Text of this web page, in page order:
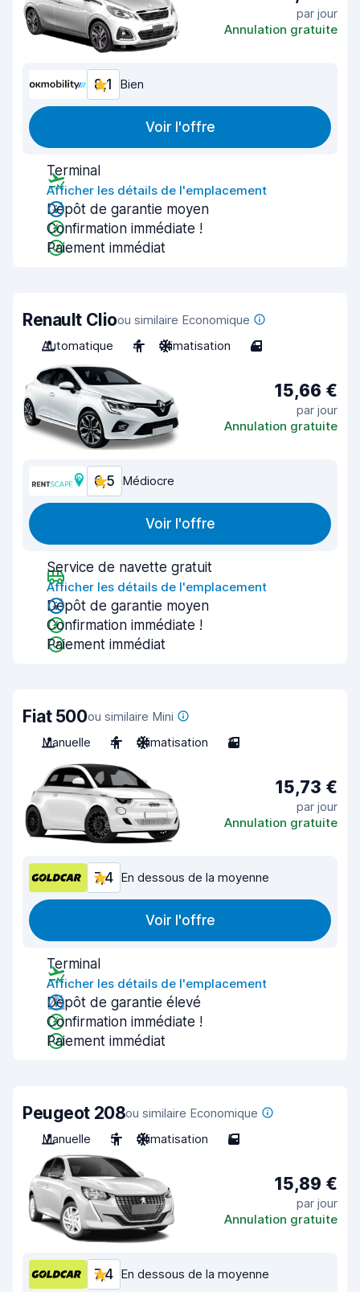
par jour
Annulation gratuite
8,1 Bien
Voir l'offre
Terminal
Afficher les détails de l'emplacement
Dépôt de garantie moyen
Confirmation immédiate !
Paiement immédiat
Renault Clioou similaire Economique
Automatique
4 Climatisation 4
15,66 €
par jour
Annulation gratuite
6,5 Médiocre
Voir l'offre
Service de navette gratuit
Afficher les détails de l'emplacement
Dépôt de garantie moyen
Confirmation immédiate !
Paiement immédiat
Fiat 500ou similaire Mini
Manuelle
4 Climatisation 3
15,73 €
par jour
Annulation gratuite
7,4 En dessous de la moyenne
Voir l'offre
Terminal
Afficher les détails de l'emplacement
Dépôt de garantie élevé
Confirmation immédiate !
Paiement immédiat
Peugeot 208ou similaire Economique
Manuelle
5 Climatisation 5
15,89 €
par jour
Annulation gratuite
7,4 En dessous de la moyenne